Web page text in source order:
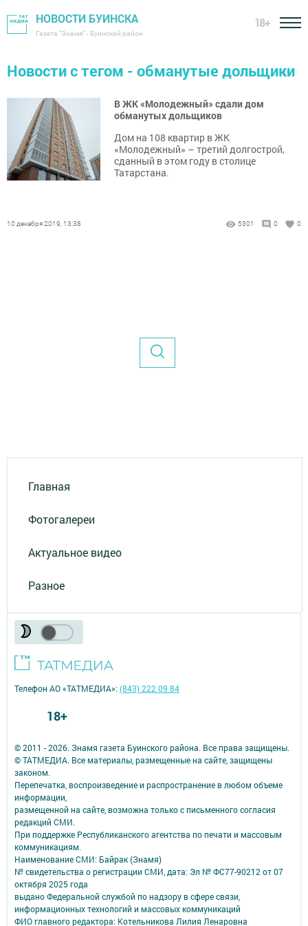
НОВОСТИ БУИНСКА
Газета "Знамя" - Буинский район
18+
Новости с тегом - обманутые дольщики
В ЖК «Молодежный» сдали дом
обманутых дольщиков
Дом на 108 квартир в ЖК
«Молодежный» – третий долгострой,
сданный в этом году в столице
Татарстана.
10 декабря 2019, 13:38 5301 0 0
Главная
Фотогалереи
Актуальное видео
Разное
© 2011 - 2026. Знамя газета Буинского района. Все права защищены.
© ТАТМЕДИА. Все материалы, размещенные на сайте, защищены
законом.
Перепечатка, воспроизведение и распространение в любом объеме
информации,
размещенной на сайте, возможна только с письменного согласия
редакций СМИ.
При поддержке Республиканского агентства по печати и массовым
коммуникациям.
Наименование СМИ: Байрак (Знамя)
№ свидетельства о регистрации СМИ, дата: Эл № ФС77-90212 от 07
октября 2025 года
выдано Федеральной службой по надзору в сфере связи,
информационных технологий и массовых коммуникаций
ФИО главного редактора: Котельникова Лилия Ленаровна
Телефон АО «ТАТМЕДИА»:(843) 222 09 84
18+